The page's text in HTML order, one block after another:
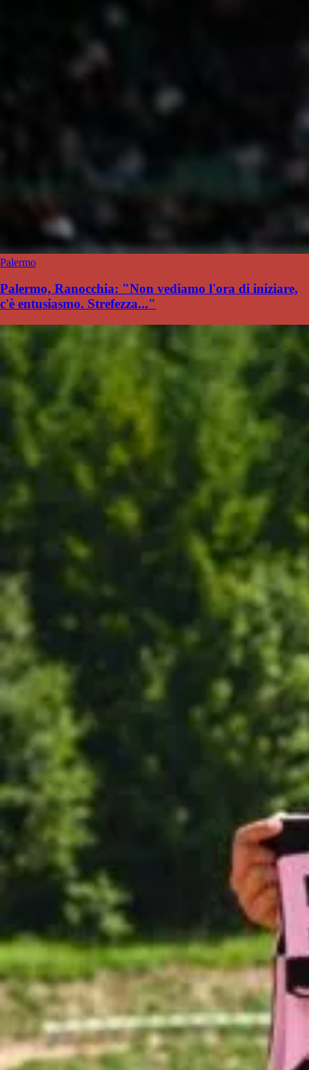
Palermo
Palermo, Ranocchia: "Non vediamo l'ora di iniziare,
c'è entusiasmo. Strefezza..."